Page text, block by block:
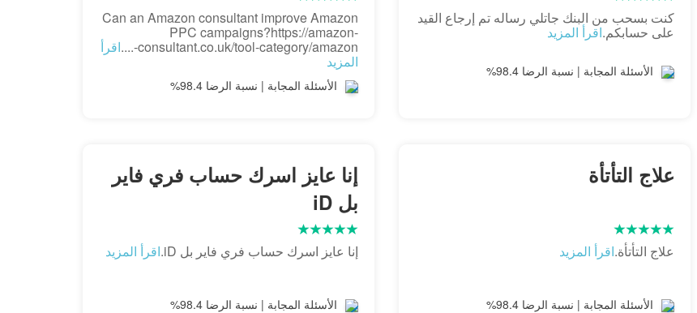
كنت بسحب من البنك جاتلي رساله تم إرجاع القيد
على حسابكم.اقرأ المزيد
الأسئلة المجابة | نسبة الرضا 98.4%
Can an Amazon consultant improve Amazon
PPC campaigns?https://amazon-
consultant.co.uk/tool-category/amazon-.... اقرأ
المزيد
الأسئلة المجابة | نسبة الرضا 98.4%
علاج التأتأة
علاج التأتأة.اقرأ المزيد
الأسئلة المجابة | نسبة الرضا 98.4%
إنا عايز اسرك حساب فري فاير
بل iD
إنا عايز اسرك حساب فري فاير بل iD. اقرأ المزيد
الأسئلة المجابة | نسبة الرضا 98.4%